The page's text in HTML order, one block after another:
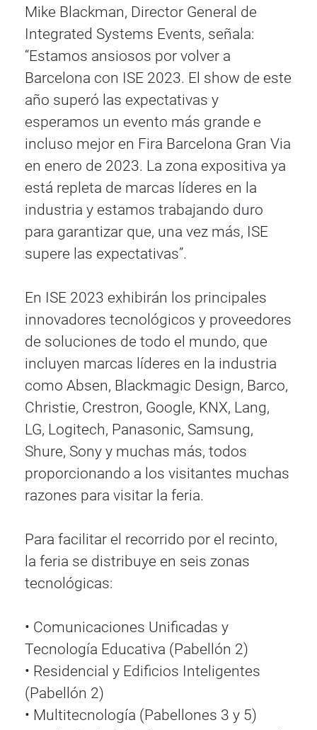
Mike Blackman, Director General de
Integrated Systems Events, señala:
“Estamos ansiosos por volver a
Barcelona con ISE 2023. El show de este
año superó las expectativas y
esperamos un evento más grande e
incluso mejor en Fira Barcelona Gran Via
en enero de 2023. La zona expositiva ya
está repleta de marcas líderes en la
industria y estamos trabajando duro
para garantizar que, una vez más, ISE
supere las expectativas”.
En ISE 2023 exhibirán los principales
innovadores tecnológicos y proveedores
de soluciones de todo el mundo, que
incluyen marcas líderes en la industria
como Absen, Blackmagic Design, Barco,
Christie, Crestron, Google, KNX, Lang,
LG, Logitech, Panasonic, Samsung,
Shure, Sony y muchas más, todos
proporcionando a los visitantes muchas
razones para visitar la feria.
Para facilitar el recorrido por el recinto,
la feria se distribuye en seis zonas
tecnológicas:
• Comunicaciones Unificadas y
Tecnología Educativa (Pabellón 2)
• Residencial y Edificios Inteligentes
(Pabellón 2)
• Multitecnología (Pabellones 3 y 5)